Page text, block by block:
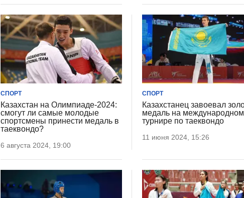
СПОРТ
Казахстан на Олимпиаде-2024:
смогут ли самые молодые
спортсмены принести медаль в
таеквондо?
6 августа 2024, 19:00
СПОРТ
Казахстанец завоевал
медаль на международном
турнире по таеквондо
11 июня 2024, 15:26